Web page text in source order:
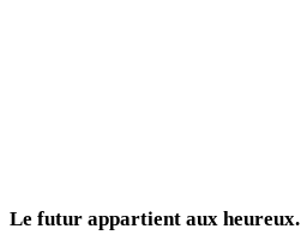
Le futur appartient aux heureux.